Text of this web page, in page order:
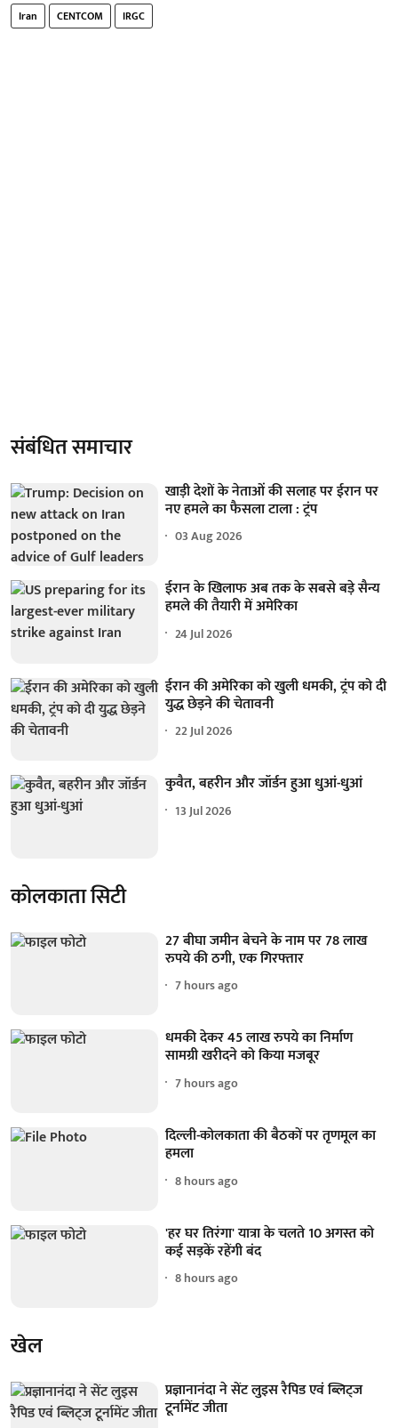
Iran CENTCOM IRGC
संबंधित समाचार
खाड़ी देशों के नेताओं की सलाह पर ईरान पर
नए हमले का फैसला टाला : ट्रंप
03 Aug 2026
ईरान के खिलाफ अब तक के सबसे बड़े सैन्य
हमले की तैयारी में अमेरिका
24 Jul 2026
ईरान की अमेरिका को खुली धमकी, ट्रंप को दी
युद्ध छेड़ने की चेतावनी
22 Jul 2026
कुवैत, बहरीन और जॉर्डन हुआ धुआं-धुआं
13 Jul 2026
कोलकाता सिटी
27 बीघा जमीन बेचने के नाम पर 78 लाख
रुपये की ठगी, एक गिरफ्तार
7 hours ago
धमकी देकर 45 लाख रुपये का निर्माण
सामग्री खरीदने को किया मजबूर
7 hours ago
दिल्ली-कोलकाता की बैठकों पर तृणमूल का
हमला
8 hours ago
'हर घर तिरंगा' यात्रा के चलते 10 अगस्त को
कई सड़कें रहेंगी बंद
8 hours ago
खेल
प्रज्ञानानंदा ने सेंट लुइस रैपिड एवं ब्लिट्ज
टूर्नामेंट जीता